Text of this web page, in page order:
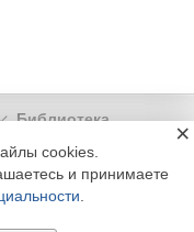
Библиотека
Реклама
+7 (495) 665-00-
cookies.
и принимаете
×